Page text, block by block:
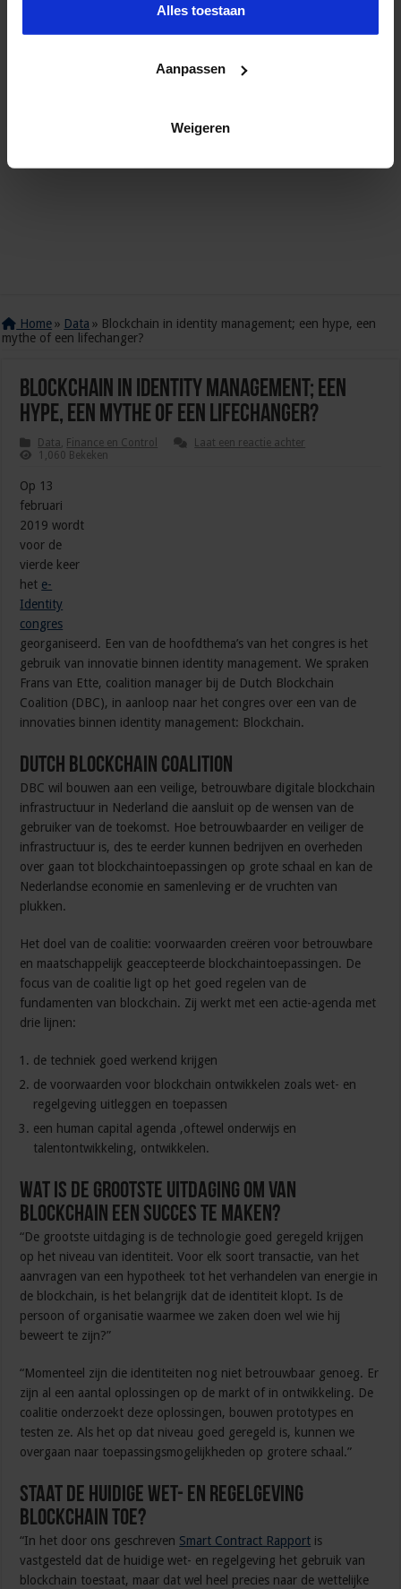
Alles toestaan
Aanpassen
Weigeren
Home » Data » Blockchain in identity management; een hype, een
mythe of een lifechanger?
Blockchain in identity management; een
hype, een mythe of een lifechanger?
Data Finance en Control
Laat een reactie achter
1,060 Bekeken
Op 13
februari
2019 wordt
voor de
vierde keer
het e-
Identity
congres
georganiseerd. Een van de hoofdthema’s van het congres is het
gebruik van innovatie binnen identity management. We spraken
Frans van Ette, coalition manager bij de Dutch Blockchain
Coalition (DBC), in aanloop naar het congres over een van de
innovaties binnen identity management: Blockchain.
Dutch Blockchain Coalition
DBC wil bouwen aan een veilige, betrouwbare digitale blockchain
infrastructuur in Nederland die aansluit op de wensen van de
gebruiker van de toekomst. Hoe betrouwbaarder en veiliger de
infrastructuur is, des te eerder kunnen bedrijven en overheden
over gaan tot blockchaintoepassingen op grote schaal en kan de
Nederlandse economie en samenleving er de vruchten van
plukken.
Het doel van de coalitie: voorwaarden creëren voor betrouwbare
en maatschappelijk geaccepteerde blockchaintoepassingen. De
focus van de coalitie ligt op het goed regelen van de
fundamenten van blockchain. Zij werkt met een actie-agenda met
drie lijnen:
de techniek goed werkend krijgen
de voorwaarden voor blockchain ontwikkelen zoals wet- en
regelgeving uitleggen en toepassen
een human capital agenda ,oftewel onderwijs en
talentontwikkeling, ontwikkelen.
Wat is de grootste uitdaging om van
Blockchain een succes te maken?
“De grootste uitdaging is de technologie goed geregeld krijgen
op het niveau van identiteit. Voor elk soort transactie, van het
aanvragen van een hypotheek tot het verhandelen van energie in
de blockchain, is het belangrijk dat de identiteit klopt. Is de
persoon of organisatie waarmee we zaken doen wel wie hij
beweert te zijn?”
“Momenteel zijn die identiteiten nog niet betrouwbaar genoeg. Er
zijn al een aantal oplossingen op de markt of in ontwikkeling. De
coalitie onderzoekt deze oplossingen, bouwen prototypes en
testen ze. Als het op dat niveau goed geregeld is, kunnen we
overgaan naar toepassingsmogelijkheden op grotere schaal.”
Staat de huidige wet- en regelgeving
Blockchain toe?
“In het door ons geschreven Smart Contract Rapport is
vastgesteld dat de huidige wet- en regelgeving het gebruik van
blockchain toestaat, maar dat wel heel precies naar de wettelijke